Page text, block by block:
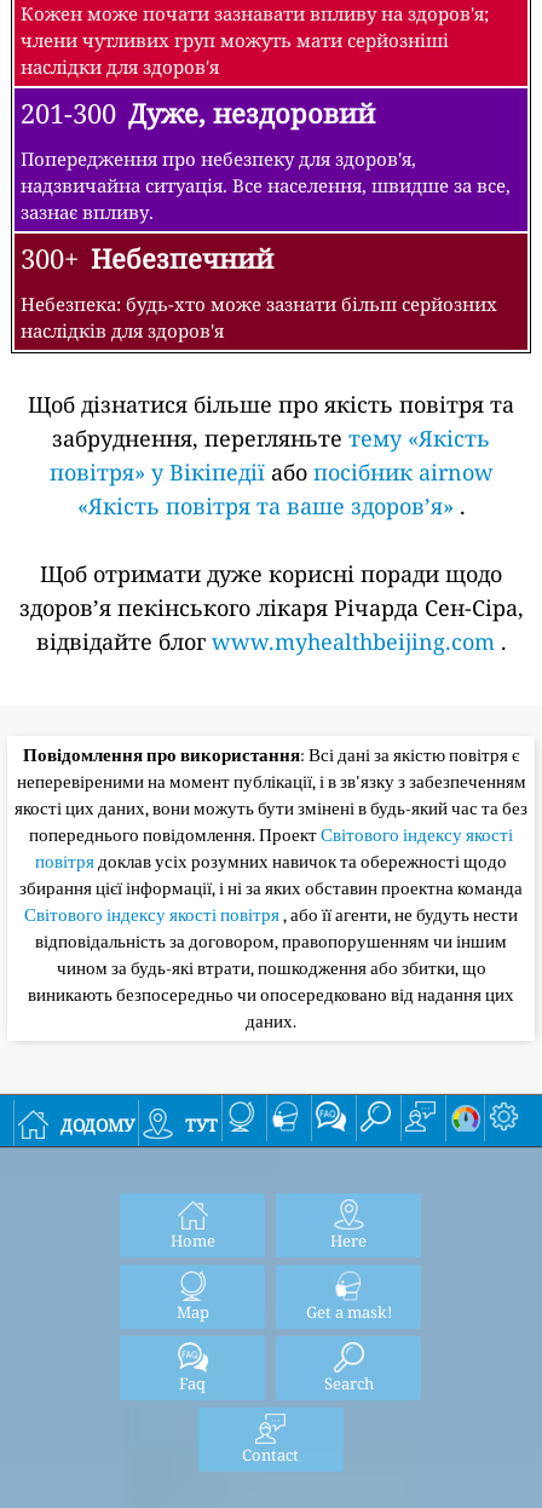
Кожен може почати зазнавати впливу на здоров'я;
члени чутливих груп можуть мати серйозніші
наслідки для здоров'я
201-300 Дуже, нездоровий
Попередження про небезпеку для здоров'я,
надзвичайна ситуація. Все населення, швидше за все,
зазнає впливу.
300+ Небезпечний
Небезпека: будь-хто може зазнати більш серйозних
наслідків для здоров'я
Щоб дізнатися більше про якість повітря та
забруднення, перегляньте тему «Якість
повітря» у Вікіпедіїабо посібник airnow
«Якість повітря та ваше здоров’я» .
Щоб отримати дуже корисні поради щодо
здоров’я пекінського лікаря Річарда Сен-Сіра,
відвідайте блог www.myhealthbeijing.com.
Повідомлення про використання: Всі дані за якістю повітря є
неперевіреними на момент публікації, і в зв'язку з забезпеченням
якості цих даних, вони можуть бути змінені в будь-який час та без
попереднього повідомлення. ПроектСвітового індексу якості
повітрядоклав усіх розумних навичок та обережності щодо
збирання цієї інформації, і ні за яких обставин проектна команда
Світового індексу якості повітря, або її агенти, не будуть нести
відповідальність за договором, правопорушенням чи іншим
чином за будь-які втрати, пошкодження або збитки, що
виникають безпосередньо чи опосередковано від надання цих
даних.
додому тут
Home Here
Map Get a mask!
Faq Search
Contact